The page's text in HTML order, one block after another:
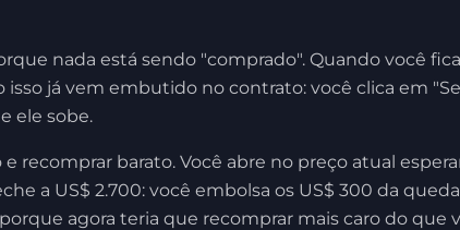
nada está sendo "comprado". Quando você
já vem embutido no contrato: você clica em
ele sobe.
recomprar barato. Você abre no preço atual
a US$ 2.700: você embolsa os US$ 300 da
agora teria que recomprar mais caro do que